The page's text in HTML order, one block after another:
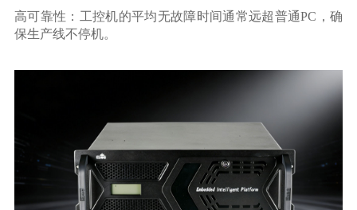
高可靠性：工控机的平均无故障时间通常远超普通PC，确
保生产线不停机。